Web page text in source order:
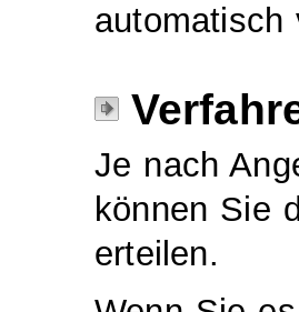
automatisch
Je nach
können Sie
erteilen.